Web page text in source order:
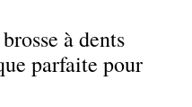
à dents
parfaite pour